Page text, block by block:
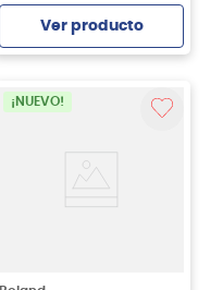
Ver producto
¡NUEVO!